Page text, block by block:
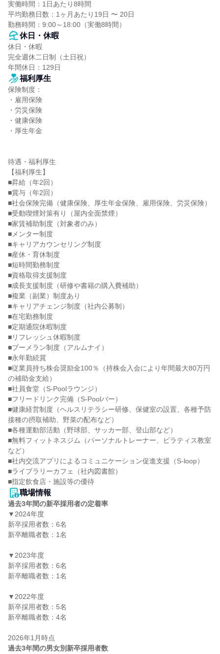
実働時間：1日あたり8時間
平均勤務日数：1ヶ月あたり19日 〜 20日
勤務時間：9:00～18:00（実働8時間）
休日・休暇
休日・休暇
完全週休二日制（土日祝）
年間休日：129日
福利厚生
保険制度：
・雇用保険
・労災保険
・健康保険
・厚生年金
待遇・福利厚生
【福利厚生】
■昇給（年2回）
■賞与（年2回）
■社会保険完備（健康保険、厚生年金保険、雇用保険、労災保険）
■受動喫煙対策有り（屋内全面禁煙）
■家賃補助制度（対象者のみ）
■メンター制度
■キャリアカウンセリング制度
■産休・育休制度
■短時間勤務制度
■資格取得支援制度
■成長支援制度（研修や書籍の購入費補助）
■複業（副業）制度あり
■キャリアチェンジ制度（社内公募制）
■在宅勤務制度
■定期通院休暇制度
■リフレッシュ休暇制度
■ブーメラン制度（アルムナイ）
■永年勤続賞
■従業員持ち株会奨励金100％（持株会入会により年間最大80万円
の補助金支給）
■社員食堂（S-Poolラウンジ）
■フリードリンク完備（S-Poolバー）
■健康経営制度（ヘルスリテラシー研修、保健室の設置、各種予防
接種の摂取補助、野菜の配布など）
■各種運動部活動（野球部、サッカー部、登山部など）
■無料フィットネスジム（パーソナルトレーナー、ピラティス教室
など）
■社内交流アプリによるコミュニケーション促進支援（S-loop）
■ライブラリーカフェ（社内図書館）
■指定飲食店・施設等の優待
職場情報
過去3年間の新卒採用者の定着率
▼2024年度
新卒採用者数：6名
新卒離職者数：1名
▼2023年度
新卒採用者数：6名
新卒離職者数：1名
▼2022年度
新卒採用者数：5名
新卒離職者数：4名
過去3年間の男女別新卒採用者数